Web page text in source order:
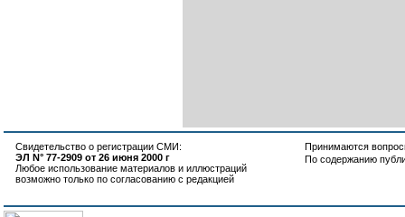
Свидетельство о регистрации СМИ:
ЭЛ N° 77-2909 от 26 июня 2000 г
Любое использование материалов и иллюстраций
возможно только по согласованию с редакцией
Принимаются
По содержанию